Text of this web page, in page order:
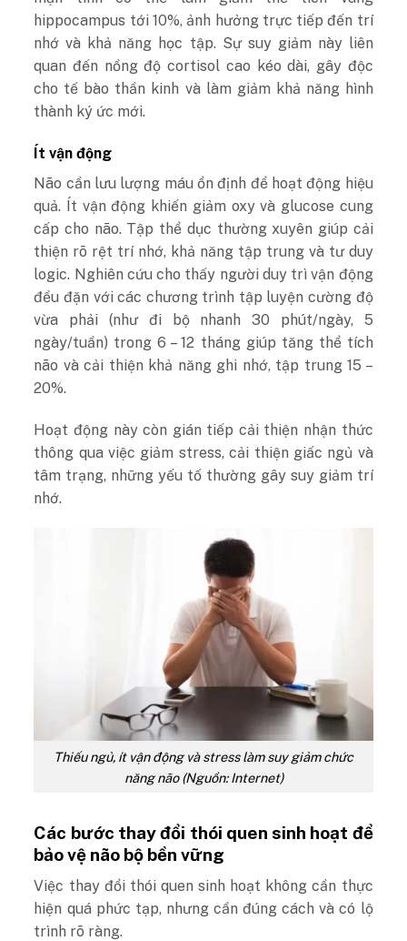
hippocampus tới 10%, ảnh hưởng trực tiếp đến trí
nhớ và khả năng học tập. Sự suy giảm này liên
quan đến nồng độ cortisol cao kéo dài, gây độc
cho tế bào thần kinh và làm giảm khả năng hình
thành ký ức mới.
Ít vận động
Não cần lưu lượng máu ổn định để hoạt động hiệu
quả. Ít vận động khiến giảm oxy và glucose cung
cấp cho não. Tập thể dục thường xuyên giúp cải
thiện rõ rệt trí nhớ, khả năng tập trung và tư duy
logic. Nghiên cứu cho thấy người duy trì vận động
đều đặn với các chương trình tập luyện cường độ
vừa phải (như đi bộ nhanh 30 phút/ngày, 5
ngày/tuần) trong 6 – 12 tháng giúp tăng thể tích
não và cải thiện khả năng ghi nhớ, tập trung 15 –
20%.
Hoạt động này còn gián tiếp cải thiện nhận thức
thông qua việc giảm stress, cải thiện giấc ngủ và
tâm trạng, những yếu tố thường gây suy giảm trí
nhớ.
Thiếu ngủ, ít vận động và stress làm suy giảm chức
năng não (Nguồn: Internet)
Các bước thay đổi thói quen sinh hoạt để
bảo vệ não bộ bền vững
Việc thay đổi thói quen sinh hoạt không cần thực
hiện quá phức tạp, nhưng cần đúng cách và có lộ
trình rõ ràng.